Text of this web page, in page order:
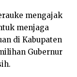
mengajak
menjaga
di Kabupaten
Gubernur